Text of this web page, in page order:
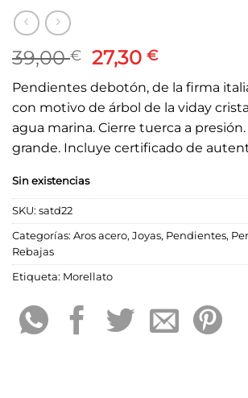
39,00€ El
precio
original
era:
39,00 €.
27,30€El
precio
actual
es:
27,30 €.
Pendientes debotón, de la firma
con motivo de árbol de la viday
agua marina. Cierre tuerca a
grande. Incluye certificado de
Sin existencias
SKU: satd22
Categorías: Aros acero, Joyas, Pendientes,
Rebajas
Etiqueta: Morellato